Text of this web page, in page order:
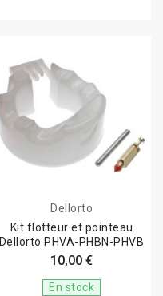
Dellorto
Kit flotteur et pointeau
Dellorto PHVA-PHBN-PHVB
10,00 €
En stock